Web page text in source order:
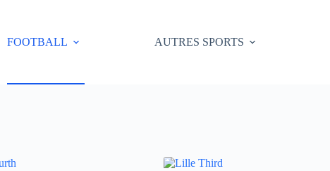
FOOTBALL AUTRES SPORTS